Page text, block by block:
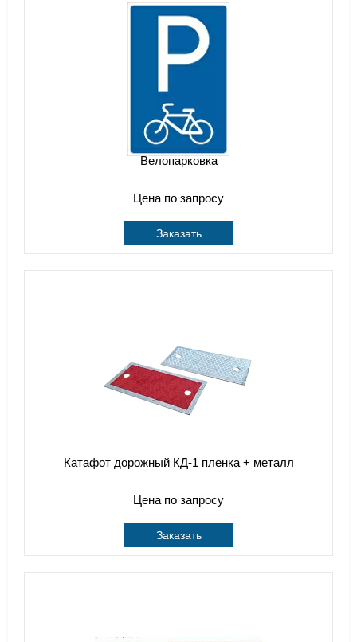
Велопарковка
Цена по запросу
Заказать
Катафот дорожный КД-1 пленка + металл
Цена по запросу
Заказать